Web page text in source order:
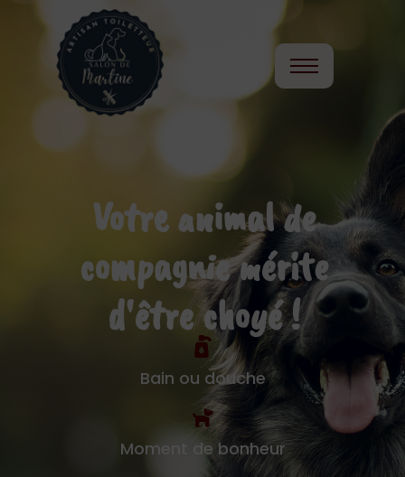
Le Salon de Martine –
ToiletteurVotre animal de
compagnie mérite
d'êtrechoyé!
Bain ou douche
Moment de bonheur